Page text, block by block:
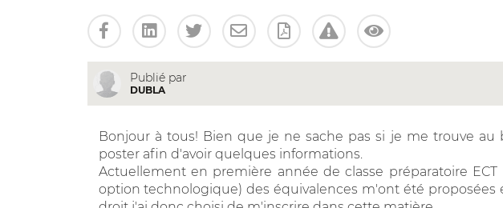
Publié par
DUBLA
Bonjour à tous! Bien que je ne sache pas si je me trouve
poster afin d'avoir quelques informations.
Actuellement en première année de classe préparatoire
option technologique) des équivalences m'ont été proposées